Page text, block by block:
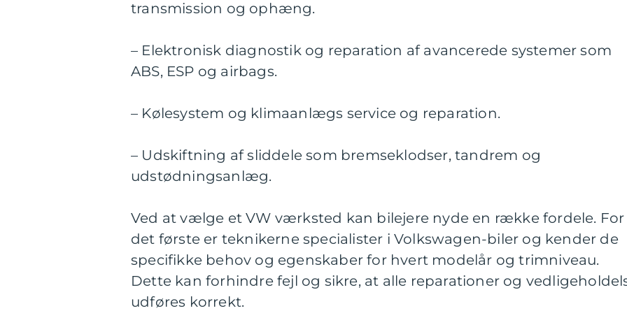
transmission og ophæng.
– Elektronisk diagnostik og reparation af avancerede systemer som
ABS, ESP og airbags.
– Kølesystem og klimaanlægs service og reparation.
– Udskiftning af sliddele som bremseklodser, tandrem og
udstødningsanlæg.
Ved at vælge et VW værksted kan bilejere nyde en række fordele. For
det første er teknikerne specialister i Volkswagen-biler og kender de
specifikke behov og egenskaber for hvert modelår og trimniveau.
Dette kan forhindre fejl og sikre, at alle reparationer og
udføres korrekt.